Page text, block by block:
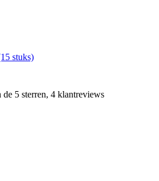
stuks)
5 sterren, 4 klantreviews